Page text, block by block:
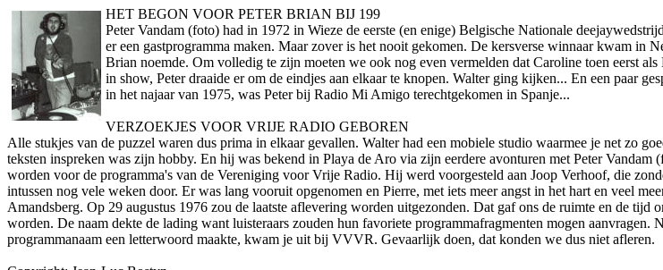
HET BEGON VOOR PETER BRIAN BIJ 199
Peter Vandam (foto) had in 1972 in Wieze de eerste (en enige) Belgische Nationale
er een gastprogramma maken. Maar zover is het nooit gekomen. De kersverse winnaar kwam in
Brian noemde. Om volledig te zijn moeten we ook nog even vermelden dat Caroline toen eerst
in show, Peter draaide er om de eindjes aan elkaar te knopen. Walter ging kijken... En een paar
in het najaar van 1975, was Peter bij Radio Mi Amigo terechtgekomen in Spanje...
VERZOEKJES VOOR VRIJE RADIO GEBOREN
Alle stukjes van de puzzel waren dus prima in elkaar gevallen. Walter had een mobiele studio waarmee je net zo
teksten inspreken was zijn hobby. En hij was bekend in Playa de Aro via zijn eerdere avonturen met Peter
worden voor de programma's van de Vereniging voor Vrije Radio. Hij werd voorgesteld aan Joop Verhoof, die
intussen nog vele weken door. Er was lang vooruit opgenomen en Pierre, met iets meer angst in het hart en veel
Amandsberg. Op 29 augustus 1976 zou de laatste aflevering worden uitgezonden. Dat gaf o­ns de ruimte en de
worden. De naam dekte de lading want luisteraars zouden hun favoriete programmafragmenten mogen
programmanaam een letterwoord maakte, kwam je uit bij VVVR. Gevaarlijk doen, dat konden we dus niet afleren.